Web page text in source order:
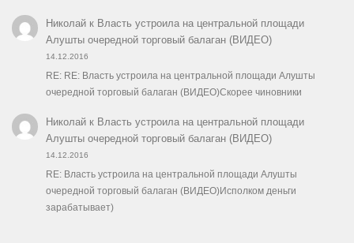
Николайк Власть устроила на центральной площади
Алушты очередной торговый балаган (ВИДЕО)
14.12.2016
RE: RE: Власть устроила на центральной площади Алушты
очередной торговый балаган (ВИДЕО)Скорее чиновники
Николайк Власть устроила на центральной площади
Алушты очередной торговый балаган (ВИДЕО)
14.12.2016
RE: Власть устроила на центральной площади Алушты
очередной торговый балаган (ВИДЕО)Исполком деньги
зарабатывает)